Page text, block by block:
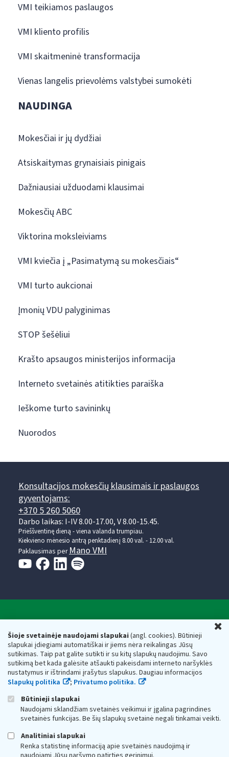
Šioje svetainėje naudojami slapukai(angl. cookies). Būtinieji
slapukai įdiegiami automatiškai ir jiems nėra reikalingas Jūsų
sutikimas. Taip pat galite sutikti ir su kitų slapukų naudojimu. Savo
sutikimą bet kada galėsite atšaukti pakeisdami interneto naršyklės
nustatymus ir ištrindami įrašytus slapukus. Daugiau informacijos
Slapukų politika
; Privatumo politika.
Būtinieji slapukai
Naudojami sklandžiam svetainės veikimui ir įgalina pagrindines
svetainės funkcijas. Be šių slapukų svetainė negali tinkamai veikti.
Analitiniai slapukai
Renka statistinę informaciją apie svetainės naudojimą ir
VMI teikiamos paslaugos
VMI kliento profilis
VMI skaitmeninė transformacija
Vienas langelis prievolėms valstybei sumokėti
NAUDINGA
Mokesčiai ir jų dydžiai
Atsiskaitymas grynaisiais pinigais
Dažniausiai užduodami klausimai
Mokesčių ABC
Viktorina moksleiviams
VMI kviečia į „Pasimatymą su mokesčiais“
VMI turto aukcionai
Įmonių VDU palyginimas
STOP šešėliui
Krašto apsaugos ministerijos informacija
Interneto svetainės atitikties paraiška
Ieškome turto savininkų
Nuorodos
Konsultacijos mokesčių klausimais ir paslaugos
gyventojams:
+370 5 260 5060
Darbo laikas: I-IV 8.00-17.00, V 8.00-15.45.
Prieššventinę dieną - viena valanda trumpiau.
Kiekvieno mėnesio antrą penktadienį 8.00 val. - 12.00 val.
Paklausimas per Mano VMI
Respublikos finansų ministerijos
Biudžetinė įstaiga. Juridinio asmens kodas — 188659752,
adresas: Vasario 16-osios g. 14, 01107 Vilnius, Lietuva, el.paštas:
vmi@vmi.lt, E. pristatymo dėžutės adresas 188659752
Duomenys apie Valstybinę mokesčių inspekciją prie Lietuvos
Respublikos finansų ministerijos kaupiami ir saugomi Juridinių